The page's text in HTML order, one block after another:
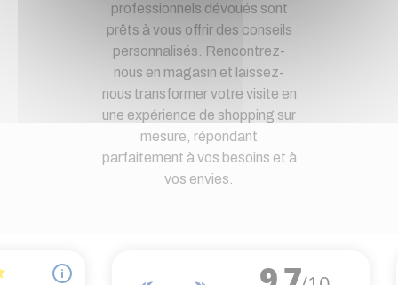
professionnels dévoués sont
prêts à vous offrir des conseils
personnalisés. Rencontrez-
nous en magasin et laissez-
nous transformer votre visite en
une expérience de shopping sur
mesure, répondant
parfaitement à vos besoins et à
vos envies.